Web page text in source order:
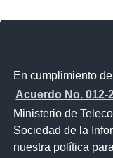
En cumplimiento
Acuerdo No. 012-
Ministerio de
Sociedad de la
nuestra política
Sistema